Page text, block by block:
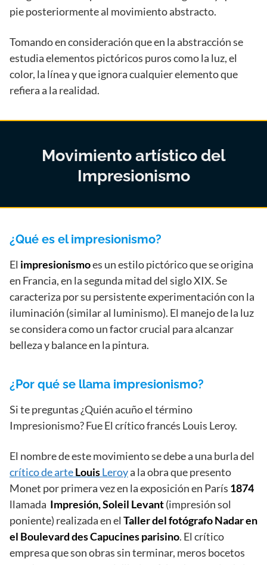
pie posteriormente al movimiento abstracto.
Tomando en consideración que en la abstracción se
estudia elementos pictóricos puros como la luz, el
color, la línea y que ignora cualquier elemento que
refiera a la realidad.
Movimiento artístico del
Impresionismo
¿Qué es el impresionismo?
El impresionismoes un estilo pictórico que se origina
en Francia, en la segunda mitad del siglo XIX. Se
caracteriza por su persistente experimentación con la
iluminación (similar al luminismo). El manejo de la luz
se considera como un factor crucial para alcanzar
belleza y balance en la pintura.
¿Por qué se llama impresionismo?
Si te preguntas ¿Quién acuño el término
Impresionismo? Fue El crítico francés Louis Leroy.
El nombre de este movimiento se debe a una burla del
crítico de arteLouisLeroya la obra que presento
Monet por primera vez en la exposición en París 1874
llamada Impresión, Soleil Levant(impresión sol
poniente) realizada en el Taller del fotógrafo Nadar en
el Boulevard des Capucines parisino. El crítico
empresa que son obras sin terminar, meros bocetos